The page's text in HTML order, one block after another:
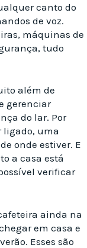
canto do
de voz.
máquinas de
tudo
além de
gerenciar
do lar. Por
ligado, uma
onde estiver. E
a casa está
verificar
ainda na
em casa e
Esses são